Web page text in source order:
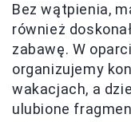
Bez wątpienia,
również
zabawę. W
organizujemy
wakacjach, a
ulubione